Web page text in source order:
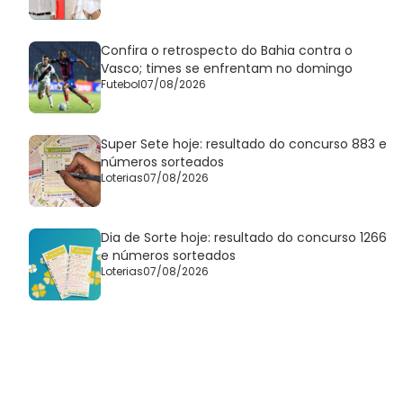
Confira o retrospecto do Bahia contra o
Vasco; times se enfrentam no domingo
Futebol07/08/2026
Super Sete hoje: resultado do concurso 883 e
números sorteados
Loterias07/08/2026
Dia de Sorte hoje: resultado do concurso 1266
e números sorteados
Loterias07/08/2026